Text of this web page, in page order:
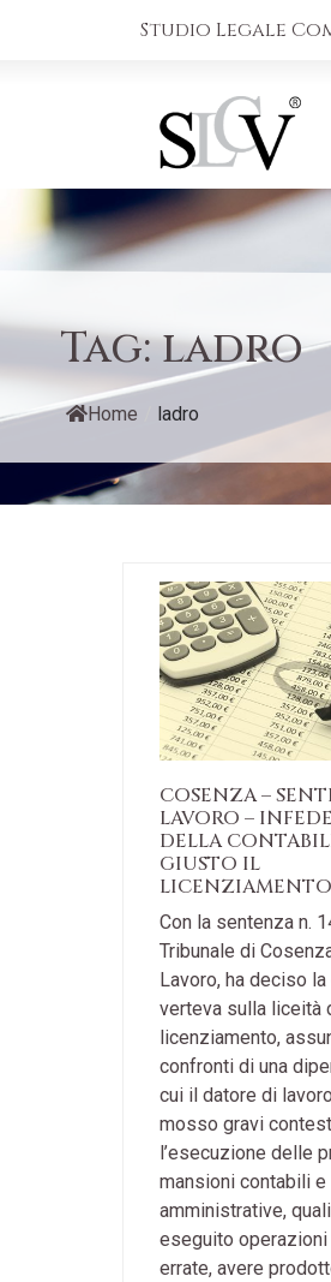
Studio Legale
Tag:ladro
Home ladro
COSENZA –
LAVORO –
DELLA
GIUSTO IL
LICENZIAMENTO
Con la sentenza n.
Tribunale di
Lavoro, ha deciso la
verteva sulla liceità
licenziamento,
confronti di una
cui il datore di
mosso gravi
l’esecuzione delle
mansioni contabili e
amministrative,
eseguito
errate, avere